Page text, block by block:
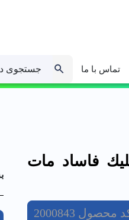
تماس با ما جستجوی
فاساد مات
محصول 2000843